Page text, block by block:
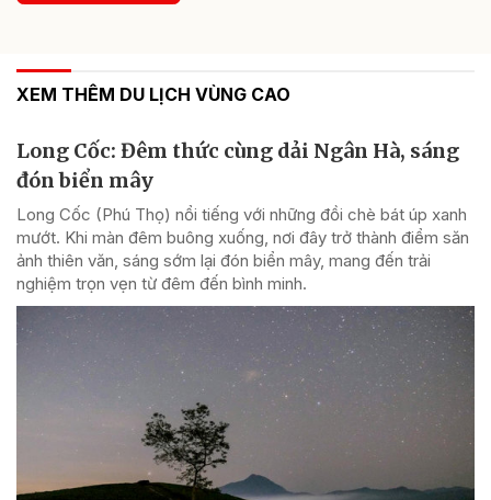
XEM THÊM DU LỊCH VÙNG CAO
Long Cốc: Đêm thức cùng dải Ngân Hà, sáng
đón biển mây
Long Cốc (Phú Thọ) nổi tiếng với những đồi chè bát úp xanh
mướt. Khi màn đêm buông xuống, nơi đây trở thành điểm săn
ảnh thiên văn, sáng sớm lại đón biển mây, mang đến trải
nghiệm trọn vẹn từ đêm đến bình minh.